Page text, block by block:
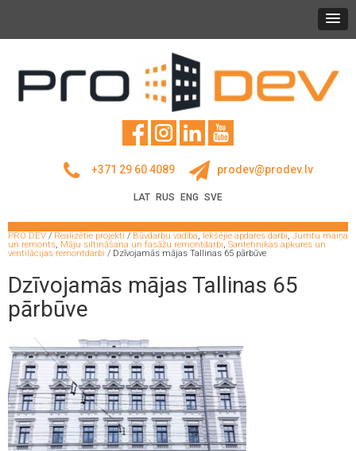
+371 29 60 4089 prodev@prodev.lv
LAT RUS ENG SVE
PRO DEV / Realizētie projekti / Būvdarbu vadība, Iekšējie apdares darbi, Jumtu maiņa
un remonts, Māju siltināšana un fasāžu remontdarbi, Santehnikas apkures un
ventilācijas remontdarbi / Dzīvojamās mājas Tallinas 65 pārbūve
Dzīvojamās mājas Tallinas 65
pārbūve